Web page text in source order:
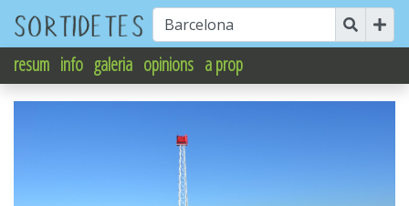
resum info galeria opinions a prop